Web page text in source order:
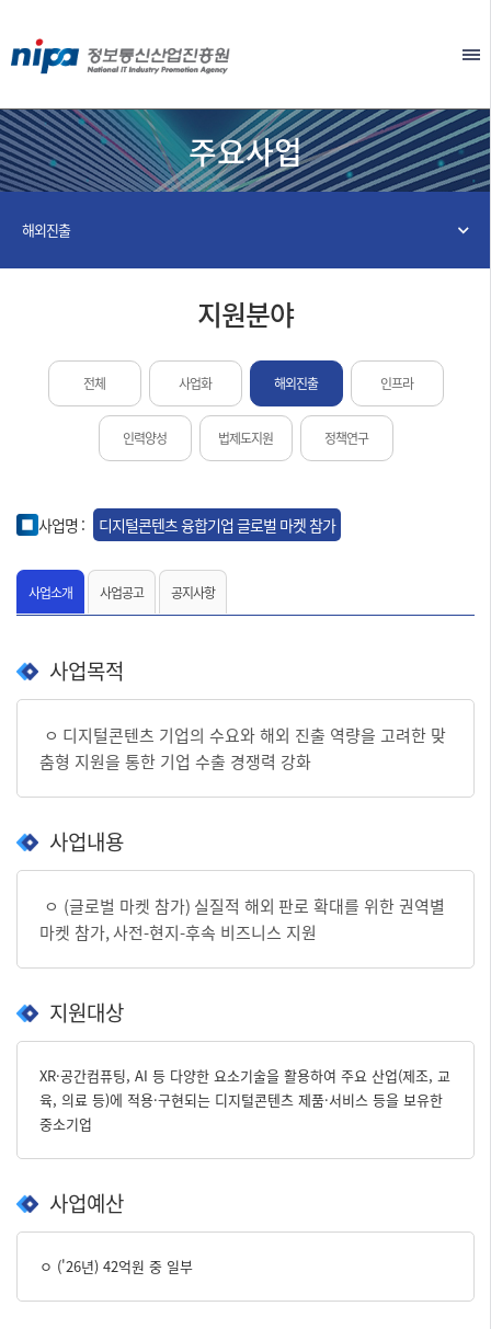
주요사업
해외진출
지원분야
전체 사업화 해외진출 인프라
인력양성 법제도지원 정책연구
사업명 : 디지털콘텐츠 융합기업 글로벌 마켓 참가
사업소개 사업공고 공지사항
사업목적
ㅇ 디지털콘텐츠 기업의 수요와 해외 진출 역량을 고려한 맞
춤형 지원을 통한 기업 수출 경쟁력 강화
사업내용
ㅇ (글로벌 마켓 참가) 실질적 해외 판로 확대를 위한 권역별
마켓 참가,사전-현지-후속 비즈니스 지원
지원대상
XR·공간컴퓨팅, AI 등 다양한 요소기술을 활용하여 주요 산업(제조, 교
육, 의료 등)에 적용·구현되는 디지털콘텐츠 제품·서비스 등을 보유한
중소기업
사업예산
ㅇ ('26년) 42억원 중 일부